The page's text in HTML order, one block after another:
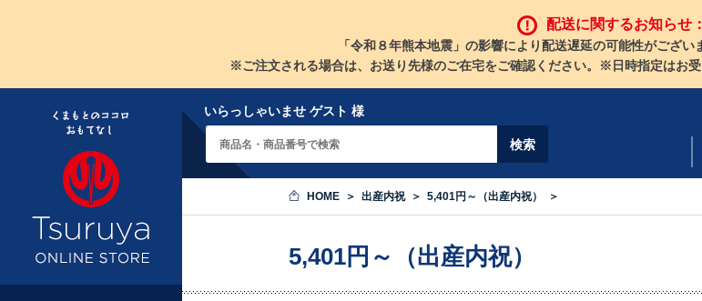
配送に関するお知らせ：
「令和８年熊本地震」の影響により配送遅延の可能性がござい
※ご注文される場合は、お送り先様のご在宅をご確認ください。※日時指定はお
いらっしゃいませ ゲスト 様
HOME 出産内祝 5,401円～（出産内祝）
5,401円～（出産内祝）